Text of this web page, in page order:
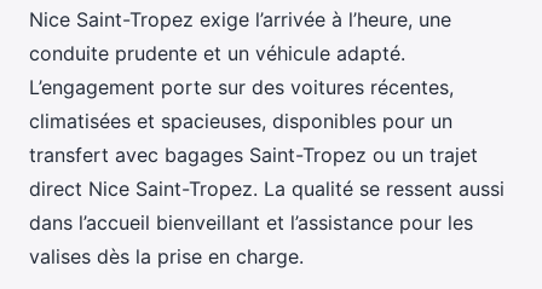
Nice Saint-Tropez exige l’arrivée à l’heure, une
conduite prudente et un véhicule adapté.
L’engagement porte sur des voitures récentes,
climatisées et spacieuses, disponibles pour un
transfert avec bagages Saint-Tropez ou un trajet
direct Nice Saint-Tropez. La qualité se ressent aussi
dans l’accueil bienveillant et l’assistance pour les
valises dès la prise en charge.